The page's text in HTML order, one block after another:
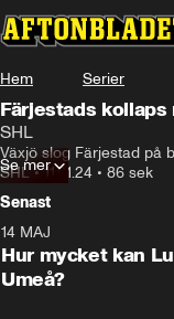
Hem Serier
Färjestads kollaps
SHL
Växjö slog Färjestad på
SHL•11.01.24 • 86 sek
Se mer
Senast
Plus
14 MAJ
Hur mycket kan
Umeå?